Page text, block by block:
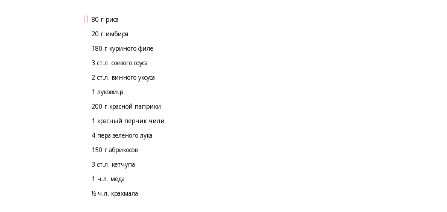
80 г риса
20 г имбиря
180 г куриного филе
3 ст.л. соевого соуса
2 ст.л. винного уксуса
1 луковица
200 г красной паприки
1 красный перчик чили
4 пера зеленого лука
150 г абрикосов
3 ст.л. кетчупа
1 ч.л. меда
½ ч.л. крахмала